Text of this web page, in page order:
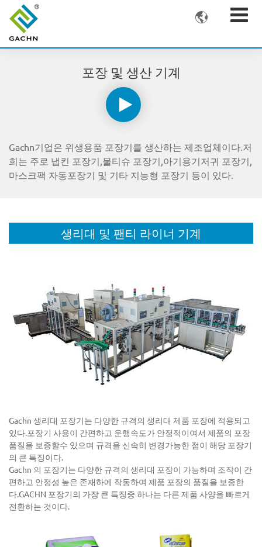

포장 및 생산 기계
Gachn기업은 위생용품 포장기를 생산하는 제조업체이다.저
희는 주로 냅킨 포장기,물티슈 포장기,아기용기저귀 포장기,
마스크팩 자동포장기 및 기타 지능형 포장기 등이 있다.
생리대 및 팬티 라이너 기계
Gachn 생리대 포장기는 다양한 규격의 생리대 제품 포장에 적용되고
있다.포장기 사용이 간편하고 운행속도가 안정적이여서 제품의 포장
품질을 보증할수 있으며 규격을 신속히 변경가능한 점이 해당 포장기
의 큰 특징이다.
Gachn 의 포장기는 다양한 규격의 생리대 포장이 가능하며 조작이 간
편하고 안정성 높은 존재하에 작동하여 제품 포장의 품질을 보증한
다.GACHN 포장기의 가장 큰 특징중 하나는 다른 제품 사양을 빠르게
전환하는 것이다.